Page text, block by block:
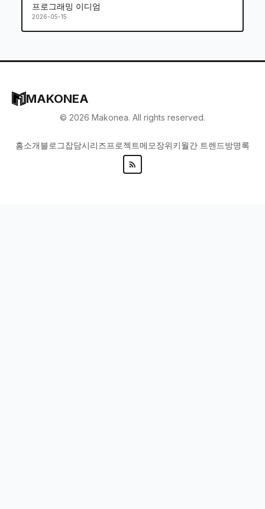
프로그래밍 이디엄
2026-05-15
MAKONEA
© 2026 Makonea. All rights reserved.
홈소개블로그잡담시리즈프로젝트메모장위키월간 트렌드방명록